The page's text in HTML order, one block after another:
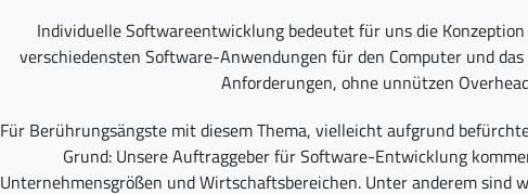
Individuelle Softwareentwicklung bedeutet für uns die
verschiedensten Software-Anwendungen für den Computer und
Anforderungen, ohne unnützen
Für Berührungsängste mit diesem Thema, vielleicht aufgrund
Grund: Unsere Auftraggeber für Software-Entwicklung
Unternehmensgrößen und Wirtschaftsbereichen. Unter anderem sind